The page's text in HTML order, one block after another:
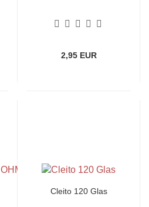
2,95 EUR
Cleito 120 Glas